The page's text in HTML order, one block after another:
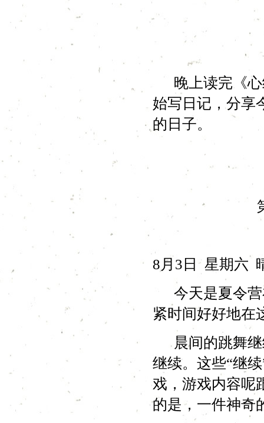
晚上读完《心
始写日记，分享
的日子。
8月3日 星期六
今天是夏令营
紧时间好好地在
晨间的跳舞继
继续。这些“继
戏，游戏内容呢
的是，一件神